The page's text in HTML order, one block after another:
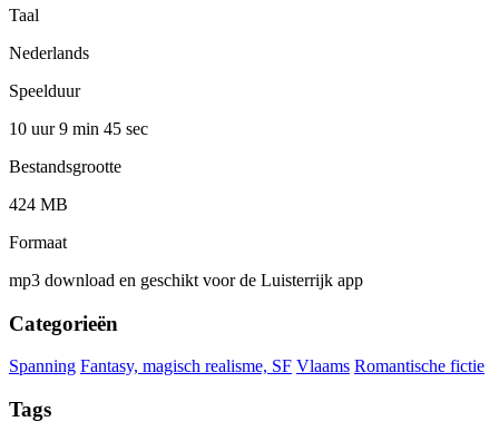
Taal
Nederlands
Speelduur
10 uur 9 min 45 sec
Bestandsgrootte
424 MB
Formaat
mp3 download en geschikt voor de Luisterrijk app
Categorieën
Spanning Fantasy, magisch realisme, SF Vlaams Romantische fictie
Tags